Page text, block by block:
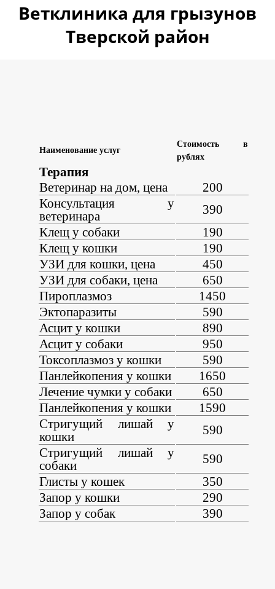
Ветклиника для грызунов
Тверской район
Наименование услуг
Стоимость в
рублях
Терапия
Ветеринар на дом, цена
200
Консультация у
ветеринара
390
Клещ у собаки
190
Клещ у кошки
190
УЗИ для кошки, цена
450
УЗИ для собаки, цена
650
Пироплазмоз
1450
Эктопаразиты
590
Асцит у кошки
890
Асцит у собаки
950
Токсоплазмоз у кошки
590
Панлейкопения у кошки
1650
Лечение чумки у собаки
650
Панлейкопения у кошки
1590
Стригущий лишай у
кошки
590
Стригущий лишай у
собаки
590
Глисты у кошек
350
Запор у кошки
290
Запор у собак
390